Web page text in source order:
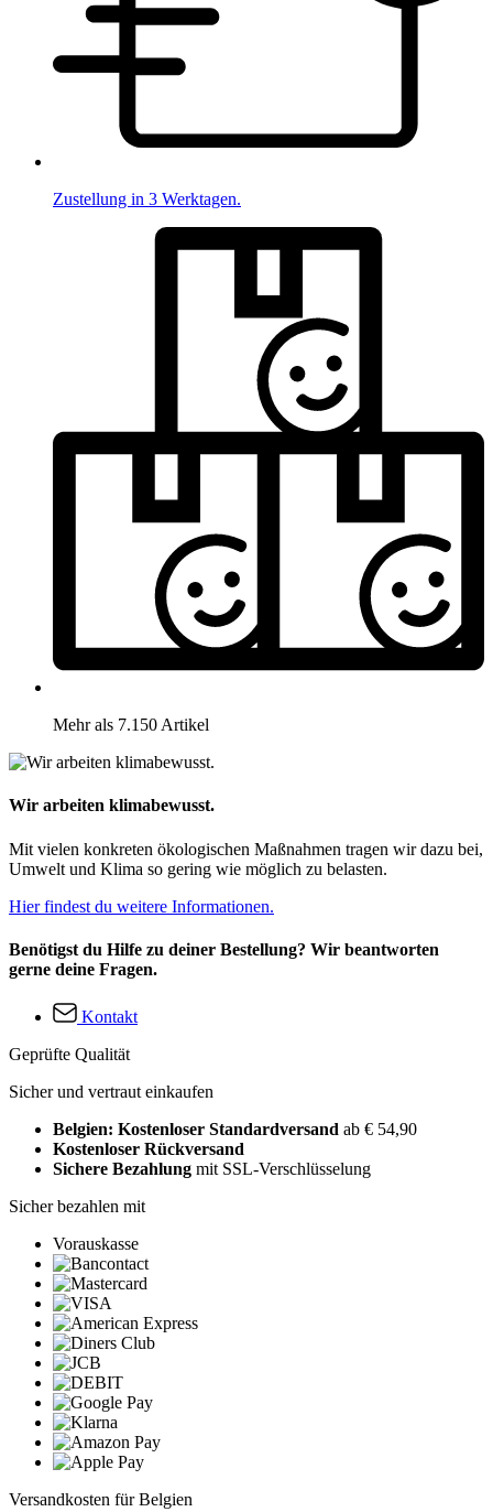
Zustellung in 3 Werktagen.
Mehr als 7.150 Artikel
Wir arbeiten klimabewusst.
Mit vielen konkreten ökologischen Maßnahmen tragen wir dazu bei,
Umwelt und Klima so gering wie möglich zu belasten.
Hier findest du weitere Informationen.
Benötigst du Hilfe zu deiner Bestellung? Wir beantworten
gerne deine Fragen.
Kontakt
Geprüfte Qualität
Sicher und vertraut einkaufen
Belgien: Kostenloser Standardversand ab € 54,90
Kostenloser Rückversand
Sichere Bezahlung mit SSL-Verschlüsselung
Sicher bezahlen mit
Vorauskasse
Versandkosten für Belgien